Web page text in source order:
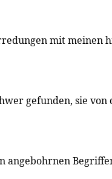
mit meinen
gefunden, sie
angebohrnen